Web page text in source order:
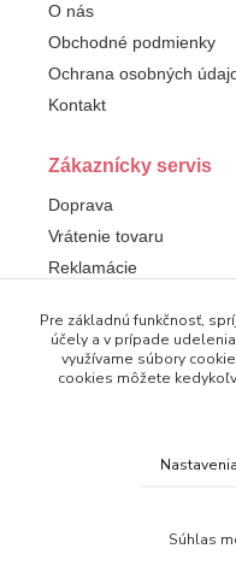
O nás
Obchodné podmienky
Ochrana osobných
Kontakt
Zákaznícky servis
Doprava
Vrátenie tovaru
Reklamácie
Sledujte nás
Facebook
Pre základnú funkčnosť,
účely a v prípade
využívame súbory
cookies môžete
Nastavenia
Súhlas